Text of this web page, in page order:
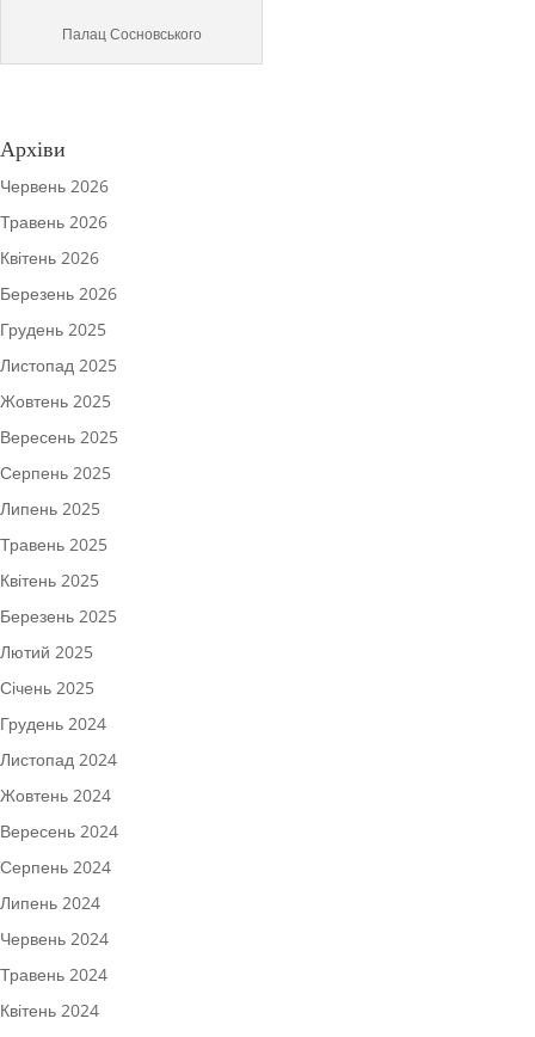
Палац Сосновського
Архіви
Червень 2026
Травень 2026
Квітень 2026
Березень 2026
Грудень 2025
Листопад 2025
Жовтень 2025
Вересень 2025
Серпень 2025
Липень 2025
Травень 2025
Квітень 2025
Березень 2025
Лютий 2025
Січень 2025
Грудень 2024
Листопад 2024
Жовтень 2024
Вересень 2024
Серпень 2024
Липень 2024
Червень 2024
Травень 2024
Квітень 2024